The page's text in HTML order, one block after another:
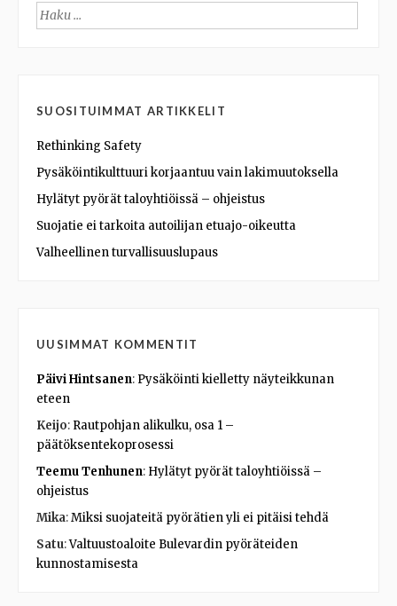
Haku:
SUOSITUIMMAT ARTIKKELIT
Rethinking Safety
Pysäköintikulttuuri korjaantuu vain lakimuutoksella
Hylätyt pyörät taloyhtiöissä – ohjeistus
Suojatie ei tarkoita autoilijan etuajo-oikeutta
Valheellinen turvallisuuslupaus
UUSIMMAT KOMMENTIT
Päivi Hintsanen: Pysäköinti kielletty näyteikkunan
eteen
Keijo: Rautpohjan alikulku, osa 1 –
päätöksentekoprosessi
Teemu Tenhunen: Hylätyt pyörät taloyhtiöissä –
ohjeistus
Mika:Miksi suojateitä pyörätien yli ei pitäisi tehdä
Satu:Valtuustoaloite Bulevardin pyöräteiden
kunnostamisesta